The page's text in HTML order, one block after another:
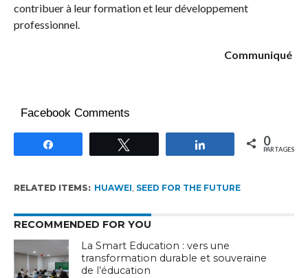
contribuer à leur formation et leur développement
professionnel.
Communiqué
Facebook Comments
Partagez 0
PARTAGES
RELATED ITEMS: HUAWEI, SEED FOR THE FUTURE
RECOMMENDED FOR YOU
La Smart Education : vers une
transformation durable et souveraine
de l’éducation